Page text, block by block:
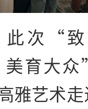
此次“致
育大
雅艺术